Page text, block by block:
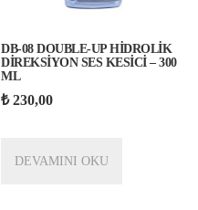
DB-08 DOUBLE-UP HİDROLİK
DİREKSİYON SES KESİCİ – 300
ML
₺230,00
DEVAMINI OKU